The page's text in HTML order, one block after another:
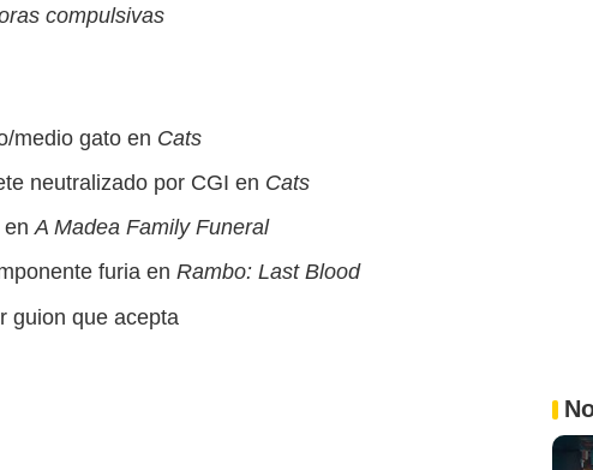
compulsivas
medio gato en Cats
neutralizado por CGI en Cats
enA Madea Family Funeral
furia en Rambo: Last Blood
guion que acepta